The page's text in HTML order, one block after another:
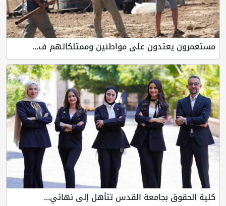
مستعمرون يعتدون على مواطنين وممتلكاتهم ف...
كلية الحقوق بجامعة القدس تتأهل إلى نهائي...